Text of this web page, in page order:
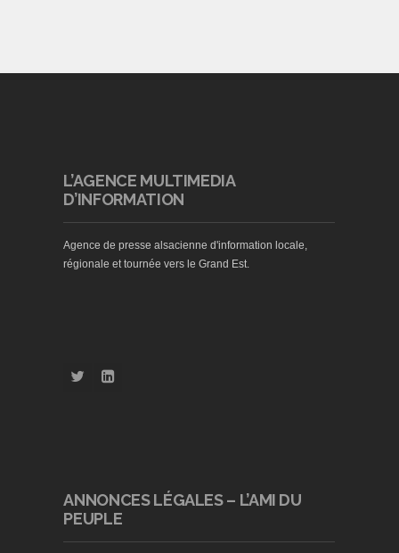
L’AGENCE MULTIMEDIA
D’INFORMATION
Agence de presse alsacienne d'information locale,
régionale et tournée vers le Grand Est.
ANNONCES LÉGALES – L’AMI DU
PEUPLE